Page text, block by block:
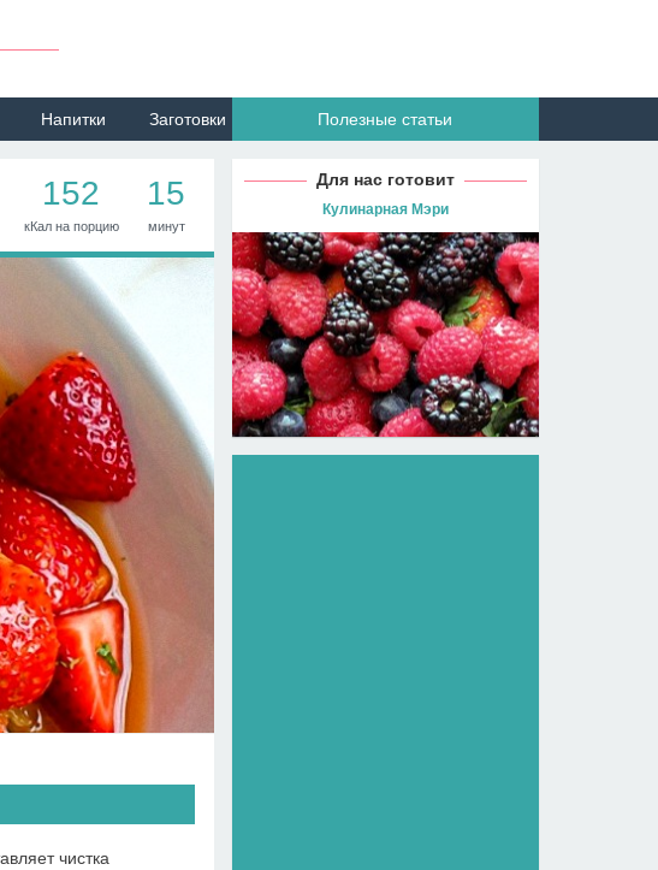
Напитки Заготовки Полезные статьи
152
кКал на порцию
15
минут
чистка
Для нас готовит
Кулинарная Мэри